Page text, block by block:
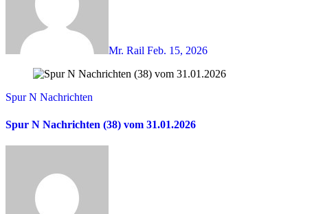
Mr. Rail Feb. 15, 2026
Spur N Nachrichten
Spur N Nachrichten (38) vom 31.01.2026